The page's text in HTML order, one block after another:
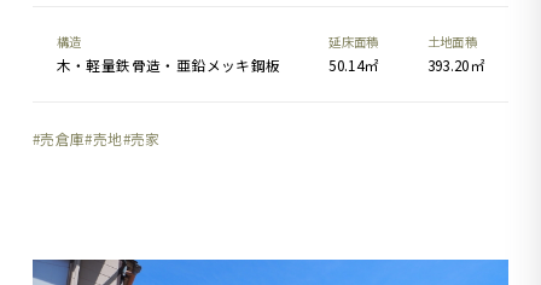
構造
木・軽量鉄骨造・亜鉛メッキ鋼板
延床面積
50.14㎡
土地面積
393.20㎡
売倉庫 売地 売家